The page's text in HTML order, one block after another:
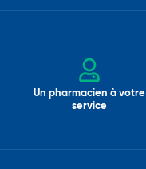
Un pharmacien à votre
service